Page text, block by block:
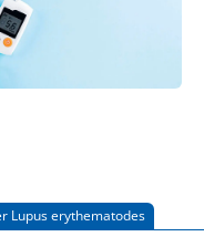
Lupus erythematodes